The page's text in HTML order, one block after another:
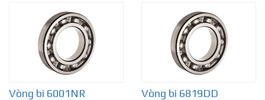
Vòng bi 6001NR Vòng bi 6819DD